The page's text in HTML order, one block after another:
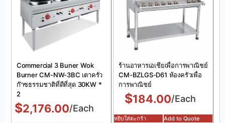
Commercial 3 Buner Wok
Burner CM-NW-3BC เตาครัว
ก๊าซธรรมชาติที่ดีที่สุด 30KW *
2
$2,176.00/Each
ร้านอาหารเอเชียเพื่อการพาณิชย์
CM-BZLGS-D61 ห้องครัวเพื่อ
การพาณิชย์
$184.00/Each
หยิบใส่ตะกร้า Add to Quote